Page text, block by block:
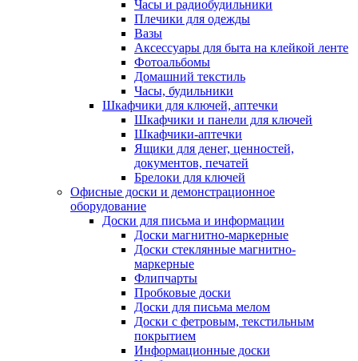
Часы и радиобудильники
Плечики для одежды
Вазы
Аксессуары для быта на клейкой ленте
Фотоальбомы
Домашний текстиль
Часы, будильники
Шкафчики для ключей, аптечки
Шкафчики и панели для ключей
Шкафчики-аптечки
Ящики для денег, ценностей,
документов, печатей
Брелоки для ключей
Офисные доски и демонстрационное
оборудование
Доски для письма и информации
Доски магнитно-маркерные
Доски стеклянные магнитно-
маркерные
Флипчарты
Пробковые доски
Доски для письма мелом
Доски с фетровым, текстильным
покрытием
Информационные доски